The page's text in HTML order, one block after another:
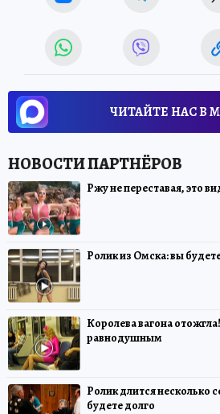
ЧИТАЙТЕ НАС В
Ржу не переставая, это
Ролик из Омска: вы
Королева вагона
равнодушным
Ролик длится несколько
будете долго